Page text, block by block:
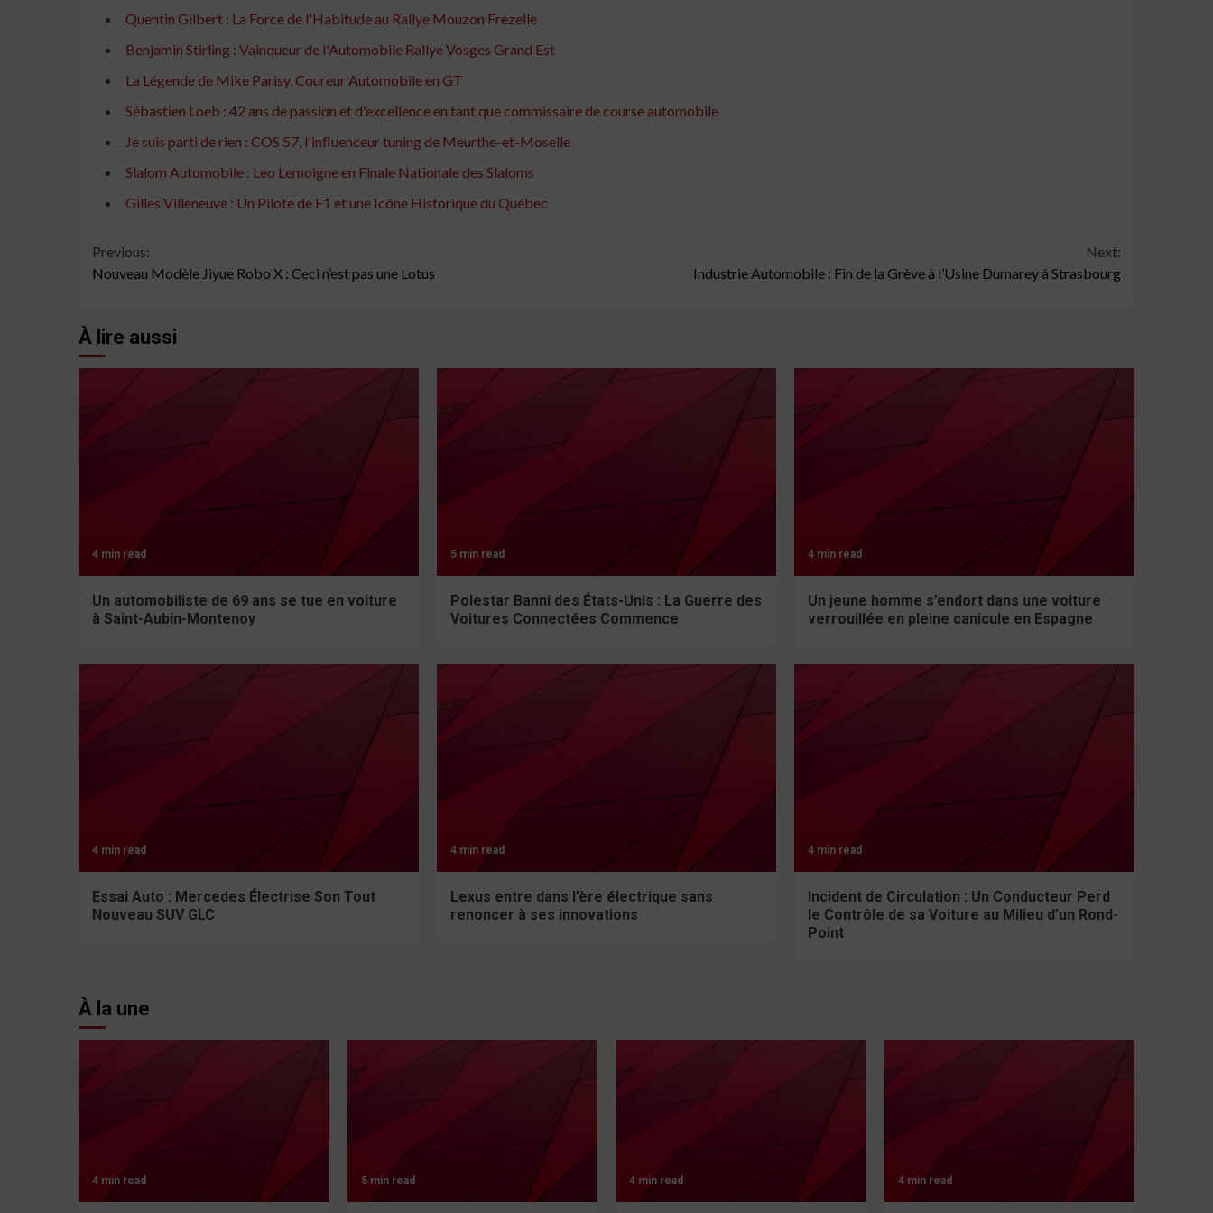
Quentin Gilbert : La Force de l'Habitude au Rallye Mouzon Frezelle
Benjamin Stirling : Vainqueur de l'Automobile Rallye Vosges Grand Est
La Légende de Mike Parisy, Coureur Automobile en GT
Sébastien Loeb : 42 ans de passion et d'excellence en tant que commissaire de course automobile
Je suis parti de rien : COS 57, l'influenceur tuning de Meurthe-et-Moselle
Slalom Automobile : Leo Lemoigne en Finale Nationale des Slaloms
Gilles Villeneuve : Un Pilote de F1 et une Icône Historique du Québec
Continue
Previous:
Nouveau Modèle Jiyue Robo X : Ceci n’est pas une Lotus
Next:
Industrie Automobile : Fin de la Grève à l’Usine Dumarey à Strasbourg
À lire aussi
4 min read
Un automobiliste de 69 ans se tue en voiture
à Saint-Aubin-Montenoy
5 min read
Polestar Banni des États-Unis : La Guerre des
Voitures Connectées Commence
4 min read
Un jeune homme s’endort dans une voiture
verrouillée en pleine canicule en Espagne
4 min read
Essai Auto : Mercedes Électrise Son Tout
Nouveau SUV GLC
4 min read
Lexus entre dans l’ère électrique sans
renoncer à ses innovations
4 min read
Incident de Circulation : Un Conducteur Perd
le Contrôle de sa Voiture au Milieu d’un Rond-
Point
À la une
4 min read 5 min read 4 min read 4 min read